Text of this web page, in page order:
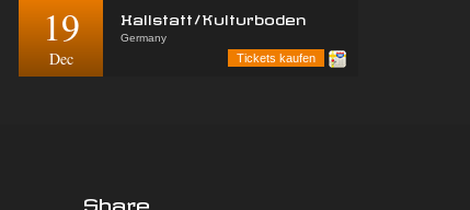
19
Dec
Hallstatt/Kulturboden
Germany
Tickets kaufen
Share